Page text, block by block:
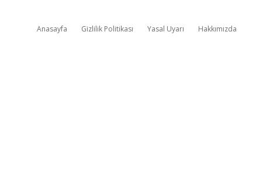
Anasayfa Gizlilik Politikası Yasal Uyarı Hakkımızda